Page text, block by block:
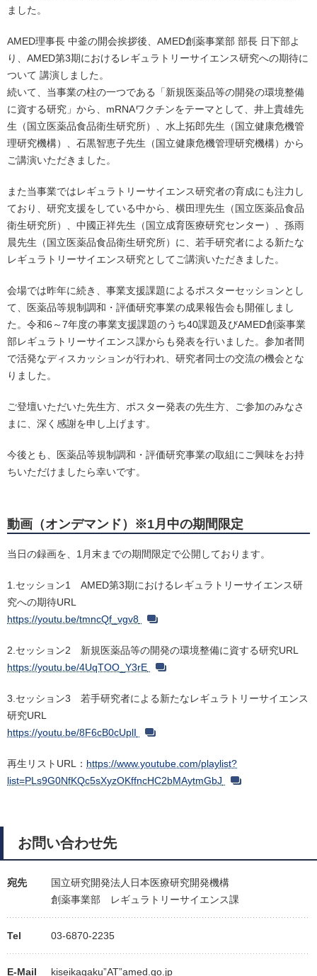
ました。
AMED理事長 中釜の開会挨拶後、AMED創薬事業部 部長 日下部よ
り、AMED第3期におけるレギュラトリーサイエンス研究への期待に
ついて 講演しました。
続いて、当事業の柱の一つである「新規医薬品等の開発の環境整備
に資する研究」から、mRNAワクチンをテーマとして、井上貴雄先
生（国立医薬品食品衛生研究所）、水上拓郎先生（国立健康危機管
理研究機構）、石黒智恵子先生（国立健康危機管理研究機構）から
ご講演いただきました。
また当事業ではレギュラトリーサイエンス研究者の育成にも注力し
ており、研究支援をしている中から、横田理先生（国立医薬品食品
衛生研究所）、中國正祥先生（国立成育医療研究センター）、孫雨
晨先生（国立医薬品食品衛生研究所）に、若手研究者による新たな
レギュラトリーサイエンス研究としてご講演いただきました。
会場では昨年に続き、事業支援課題によるポスターセッションとし
て、医薬品等規制調和・評価研究事業の成果報告会も開催しまし
た。令和6～7年度の事業支援課題のうち40課題及びAMED創薬事業
部レギュラトリーサイエンス課からも発表を行いました。参加者間
で活発なディスカッションが行われ、研究者同士の交流の機会とな
りました。
ご登壇いただいた先生方、ポスター発表の先生方、ご参加のみなさ
まに、深く感謝を申し上げます。
今後とも、医薬品等規制調和・評価研究事業の取組にご興味をお持
ちいただけましたら幸いです。
動画（オンデマンド）※1月中の期間限定
当日の録画を、1月末までの期間限定で公開しております。
1.セッション1 AMED第3期におけるレギュラトリーサイエンス研
究への期待URL
https://youtu.be/tmncQf_vgv8
2.セッション2 新規医薬品等の開発の環境整備に資する研究URL
https://youtu.be/4UqTOO_Y3rE
3.セッション3 若手研究者による新たなレギュラトリーサイエンス
研究URL
https://youtu.be/8F6cB0cUplI
再生リストURL： https://www.youtube.com/playlist?
list=PLs9G0NfKQc5sXyzOKffncHC2bMAytmGbJ
お問い合わせ先
宛先
国立研究開発法人日本医療研究開発機構
創薬事業部 レギュラトリーサイエンス課
Tel 03-6870-2235
E-Mail kiseikagaku”AT”amed.go.jp